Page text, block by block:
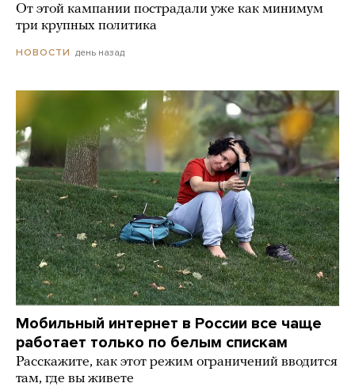
От этой кампании пострадали уже как минимум
три крупных политика
НОВОСТИ день назад
Мобильный интернет в России все чаще
работает только по белым спискам
Расскажите, как этот режим ограничений вводится
там, где вы живете